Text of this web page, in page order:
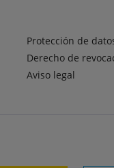
Protección de
Derecho de
Aviso legal